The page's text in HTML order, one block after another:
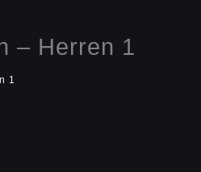
– Herren 1
1